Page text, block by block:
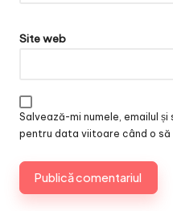
Site web
Salvează-mi numele, emailul
pentru data viitoare când o să